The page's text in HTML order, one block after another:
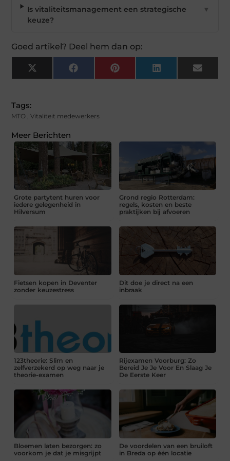
Is vitaliteitsmanagement een strategische
keuze?
▼
Goed artikel? Deel hem dan op:
X
(Twitter)
Facebook Pinterest LinkedIn Email
Tags:
MTO ,Vitaliteit medewerkers
Meer Berichten
Grote partytent huren voor
iedere gelegenheid in
Hilversum
Grond regio Rotterdam:
regels, kosten en beste
praktijken bij afvoeren
Fietsen kopen in Deventer
zonder keuzestress
Dit doe je direct na een
inbraak
123theorie: Slim en
zelfverzekerd op weg naar je
theorie-examen
Rijexamen Voorburg: Zo
Bereid Je Je Voor En Slaag Je
De Eerste Keer
Bloemen laten bezorgen: zo
voorkom je dat je misgrijpt
De voordelen van een bruiloft
in Breda op één locatie